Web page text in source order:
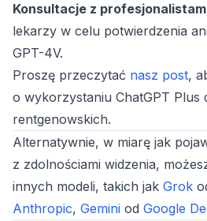
Konsultacje z
lekarzy w celu potwierdzenia
GPT-4V.
Proszę przeczytać nasz post,
o wykorzystaniu ChatGPT Plus
rentgenowskich.
Alternatywnie, w miarę jak
z zdolnościami widzenia,
innych modeli, takich jak Grok
Anthropic, Gemini od Google